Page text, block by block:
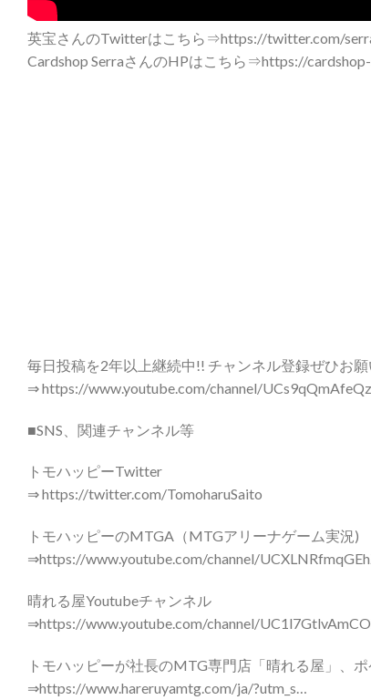
英宝さんのTwitterはこちら⇒https://twitter.com/
Cardshop SerraさんのHPはこちら⇒https://
毎日投稿を2年以上継続中!! チャンネル登録ぜひお
⇒ https://www.youtube.com/channel/
■SNS、関連チャンネル等
トモハッピーTwitter
⇒ https://twitter.com/TomoharuSaito
トモハッピーのMTGA（MTGアリーナゲーム実況)
⇒https://www.youtube.com/channel/
晴れる屋Youtubeチャンネル
⇒https://www.youtube.com/channel/
トモハッピーが社長のMTG専門店「晴れる屋」、ポ
⇒https://www.hareruyamtg.com/ja/?utm_s…